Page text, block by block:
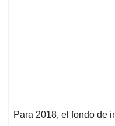
Para 2018, el fondo de